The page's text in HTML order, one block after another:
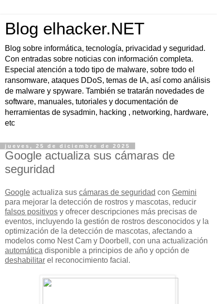
Blog elhacker.NET
Blog sobre informática, tecnología, privacidad y seguridad.
Con entradas sobre noticias con información completa.
Especial atención a todo tipo de malware, sobre todo el
ransomware, ataques DDoS, temas de IA, así como análisis
de malware y spyware. También se tratarán novedades de
software, manuales, tutoriales y documentación de
herramientas de sysadmin, hacking , networking, hardware,
etc
jueves, 25 de diciembre de 2025
Google actualiza sus cámaras de
seguridad
Google actualiza sus cámaras de seguridad con Gemini
para mejorar la detección de rostros y mascotas, reducir
falsos positivos y ofrecer descripciones más precisas de
eventos, incluyendo la gestión de rostros desconocidos y la
optimización de la detección de mascotas, afectando a
modelos como Nest Cam y Doorbell, con una actualización
automática disponible a principios de año y opción de
deshabilitar el reconocimiento facial.